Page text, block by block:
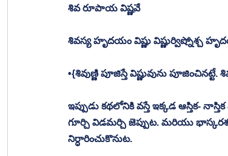
శివ రూపాయ విష్ణవే
శివస్య హృదయం విష్ణు విష్ణుర్విష్నోశ్చ
•{శివుణ్ణి పూజిస్తే విష్ణువును
ఇప్పుడు కథలోనికి వస్తే ఇక్కడ ఆస్తిక-
గూర్చి విడమర్చి జెప్పుట. మరియు
నిర్ధారించుకొనుట.